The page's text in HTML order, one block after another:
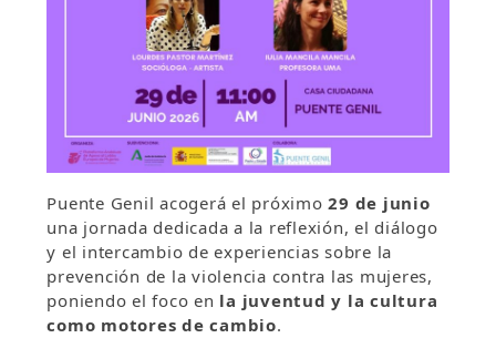
Puente Genil acogerá el próximo29 de junio
una jornada dedicada a la reflexión, el diálogo
y el intercambio de experiencias sobre la
prevención de la violencia contra las mujeres,
poniendo el foco en la juventud y la cultura
como motores de cambio.